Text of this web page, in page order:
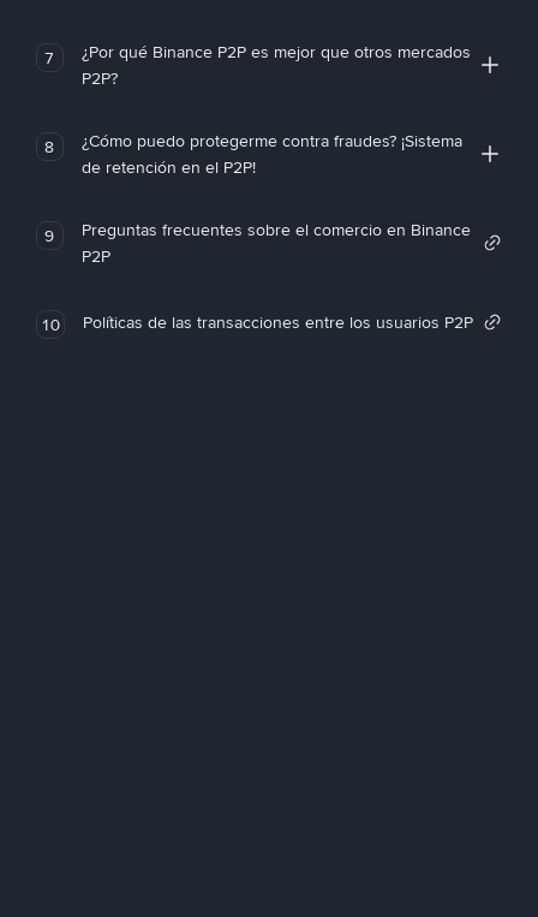
7
¿Por qué Binance P2P es mejor que otros mercados
P2P?
8
¿Cómo puedo protegerme contra fraudes? ¡Sistema
de retención en el P2P!
9
Preguntas frecuentes sobre el comercio en Binance
P2P
10 Políticas de las transacciones entre los usuarios P2P